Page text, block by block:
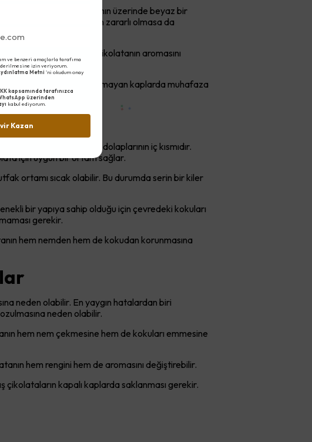
Bu durum çikolatanın üzerinde beyaz bir
Sağlık açısından zararlı olmasa da
gibi güçlü kokular çikolatanın aromasını
çikolatanın hava almayan kaplarda muhafaza
biri mutfak dolaplarının iç kısmıdır.
için uygun bir ortam sağlar.
ortamı sıcak olabilir. Bu durumda serin bir kiler
bir yapıya sahip olduğu için çevredeki kokuları
gerekir.
hem nemden hem de kokudan korunmasına
neden olabilir. En yaygın hatalardan biri
neden olabilir.
hem nem çekmesine hem de kokuları emmesine
hem rengini hem de aromasını değiştirebilir.
çikolataların kapalı kaplarda saklanması gerekir.
ve benzeri amaçlarla tarafıma
izin veriyorum.
Metni 'ni okudum onay
kapsamında tarafınızca
üzerinden
kabul ediyorum.
Kazan